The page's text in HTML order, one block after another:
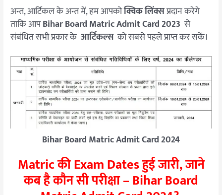
अन्त, आर्टिकल के अन्त में, हम आपकोक्विक लिंक्सप्रदान करेगे
ताकि आपBihar Board Matric Admit Card 2023 से
संबंधित सभी प्रकार के आर्टिकल्स को सबसे पहले प्राप्त कर सकें।
Bihar Board Matric Admit Card 2024
Matric की Exam Dates हुई जारी, जाने
कब है कौन सी परीक्षा – Bihar Board